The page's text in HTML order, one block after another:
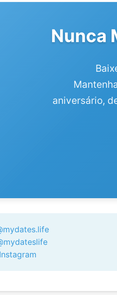
Nunca
aniversário,
Instagram